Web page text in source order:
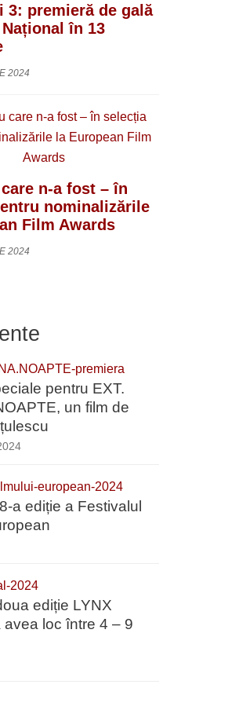
3: premieră de gală
Național în 13
2024
n-a fost – în
nominalizările
Film Awards
2024
pentru EXT.
un film de
a ediție a Festivalul
ediție LYNX
avea loc între 4 – 9